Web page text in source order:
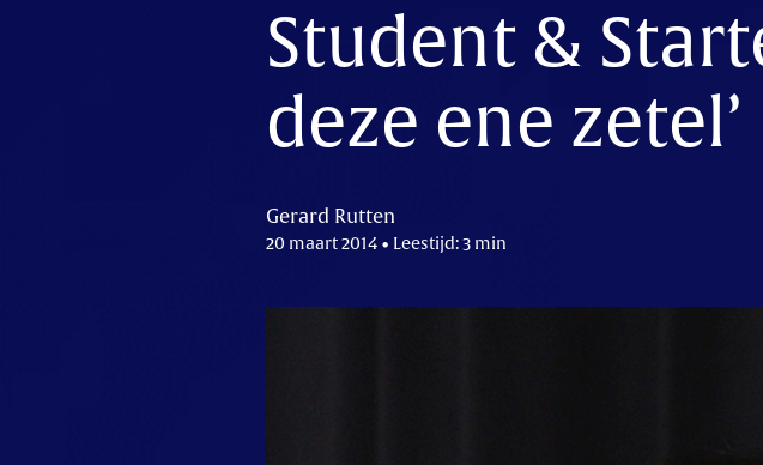
Student &
deze ene zetel’
Gerard Rutten
20 maart 2014 • Leestijd: 3 min